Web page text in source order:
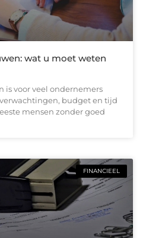
wat u moet weten
is voor veel ondernemers
budget en tijd
mensen zonder goed
FINANCIEEL